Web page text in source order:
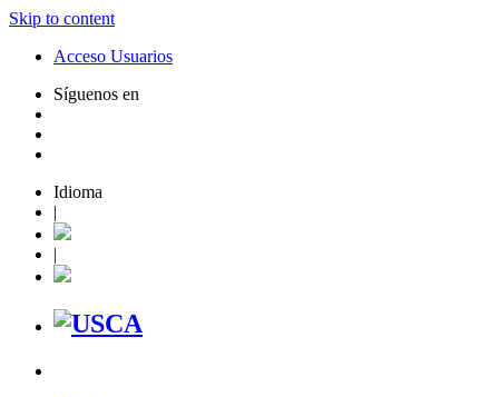
Skip to content
Acceso Usuarios
Síguenos en
Idioma
|
|